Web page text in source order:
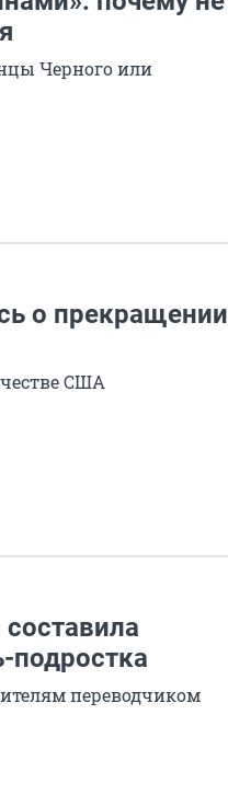
Черного или
о прекращении
США
подростка
переводчиком